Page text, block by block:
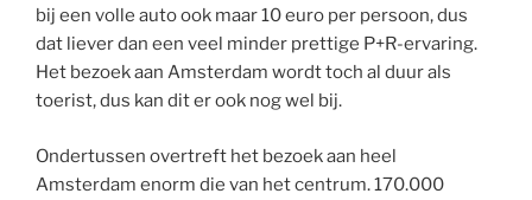
bij een volle auto ook maar 10 euro per persoon, dus
dat liever dan een veel minder prettige P+R-ervaring.
Het bezoek aan Amsterdam wordt toch al duur als
toerist, dus kan dit er ook nog wel bij.
Ondertussen overtreft het bezoek aan heel
Amsterdam enorm die van het centrum. 170.000